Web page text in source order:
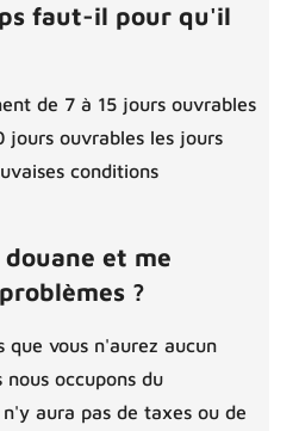
faut-il pour qu'il
de 7 à 15 jours ouvrables
ouvrables les jours
conditions
et me
?
que vous n'aurez aucun
nous occupons du
aura pas de taxes ou de